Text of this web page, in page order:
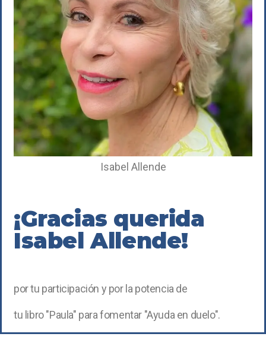
Isabel Allende
¡Gracias querida
Isabel Allende!
por tu participación y por la potencia de
tu libro"Paula" para fomentar "Ayuda en duelo".